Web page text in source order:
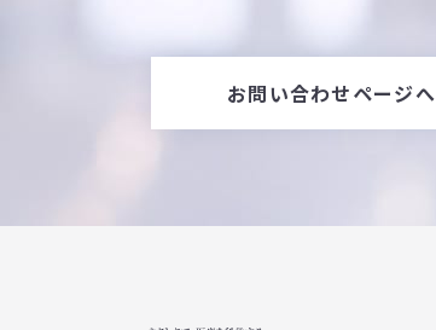
お問い合わせページへ